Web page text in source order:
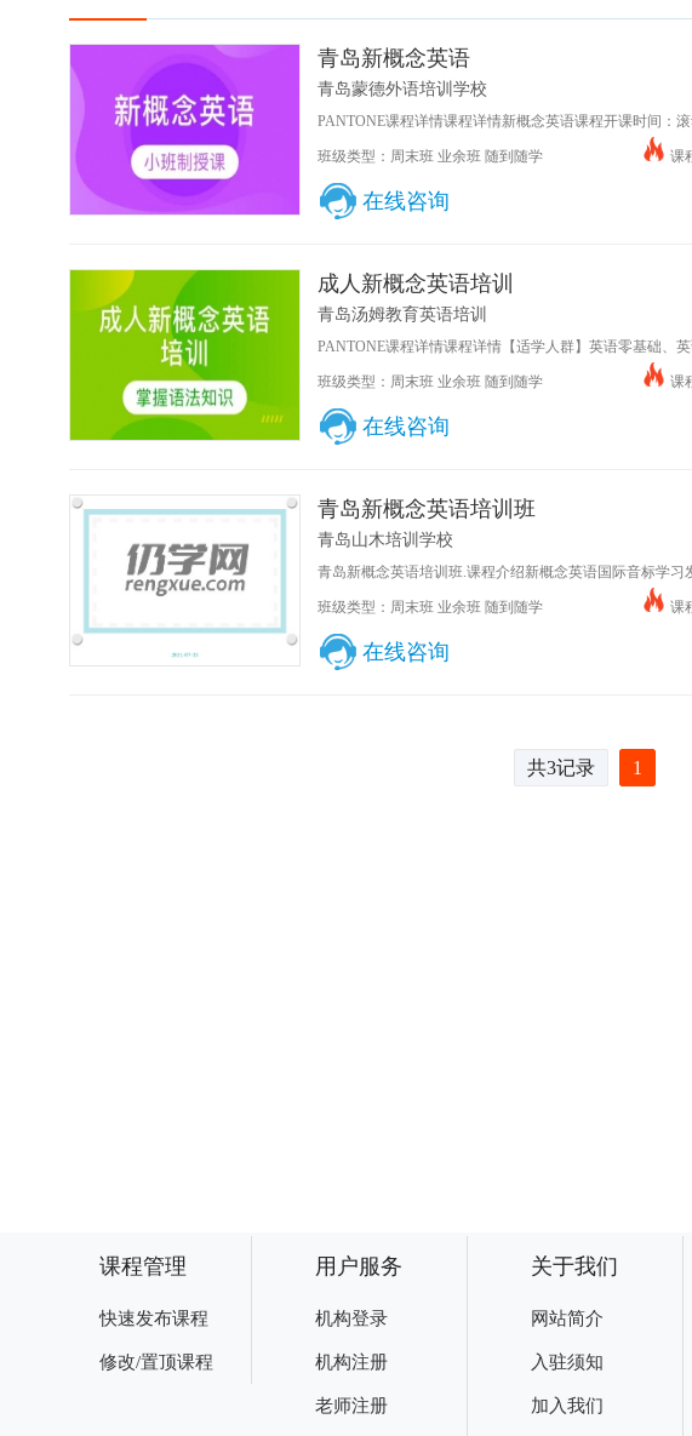
青岛新概念英语
青岛蒙德外语培训学校
PANTONE课程详情课程详情新概念英语课程开课时间：
班级类型：周末班 业余班 随到随学 课
在线咨询
成人新概念英语培训
青岛汤姆教育英语培训
PANTONE课程详情课程详情【适学人群】英语零基础、
班级类型：周末班 业余班 随到随学 课
在线咨询
青岛新概念英语培训班
青岛山木培训学校
青岛新概念英语培训班.课程介绍新概念英语国际音标学习
班级类型：周末班 业余班 随到随学 课
在线咨询
共3记录 1
课程管理
快速发布课程
修改/置顶课程
用户服务
机构登录
机构注册
老师注册
关于我们
网站简介
入驻须知
加入我们